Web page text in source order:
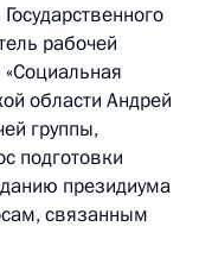
рабочей
области Андрей
группы,
подготовки
президиума
связанным